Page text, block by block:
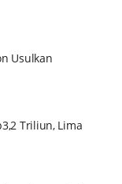
Usulkan
Triliun, Lima